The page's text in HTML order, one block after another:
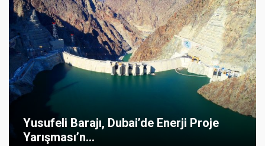
Yusufeli Barajı, Dubai’de Enerji Proje
Yarışması’n...